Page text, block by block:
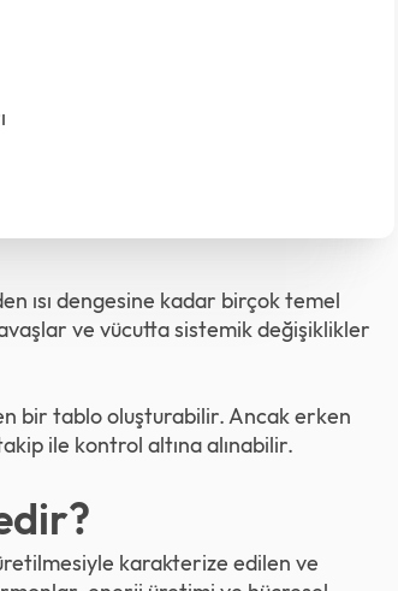
ısı dengesine kadar birçok temel
ve vücutta sistemik değişiklikler
bir tablo oluşturabilir. Ancak erken
ile kontrol altına alınabilir.
karakterize edilen ve